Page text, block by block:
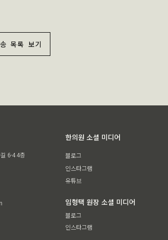
목록 보기
6-4 4층
한의원 소셜 미디어
블로그
인스타그램
유튜브
임형택 원장 소셜 미디어
블로그
인스타그램